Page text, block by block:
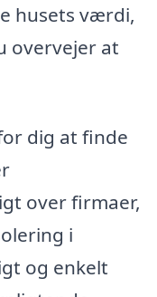
husets værdi,
overvejer at
dig at finde
over firmaer,
i
og enkelt